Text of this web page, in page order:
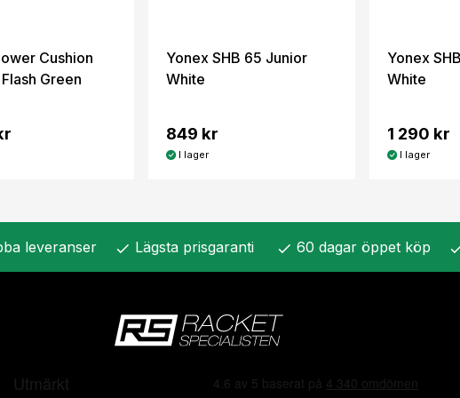
Cushion
Green
Yonex SHB 65 Junior
White
849 kr
I lager
Yonex
White
1 290 kr
I lager
leveranser check Lägsta prisgaranti check 60 dagar öppet köp